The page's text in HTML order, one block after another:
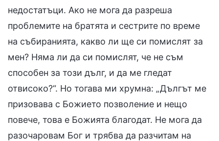
недостатъци. Ако не мога да разреша
проблемите на братята и сестрите по време
на събиранията, какво ли ще си помислят за
мен? Няма ли да си помислят, че не съм
способен за този дълг, и да ме гледат
отвисоко?“. Но тогава ми хрумна: „Дългът ме
призовава с Божието позволение и нещо
повече, това е Божията благодат. Не мога да
разочаровам Бог и трябва да разчитам на